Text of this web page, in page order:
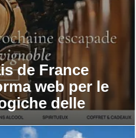
de France
web per le
delle